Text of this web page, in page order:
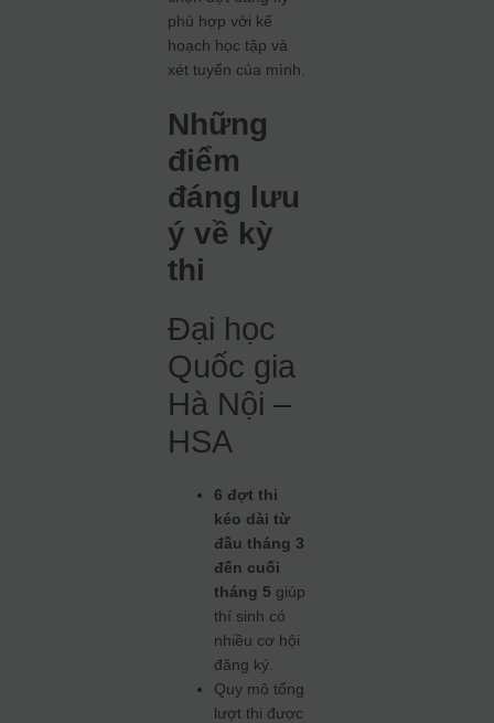
phù hợp với kế
hoạch học tập và
xét tuyển của mình.
Những
điểm
đáng lưu
ý về kỳ
thi
Đại học
Quốc gia
Hà Nội –
HSA
6 đợt thi
kéo dài từ
đầu tháng 3
đến cuối
tháng 5 giúp
thí sinh có
nhiều cơ hội
đăng ký.
Quy mô tổng
lượt thi được